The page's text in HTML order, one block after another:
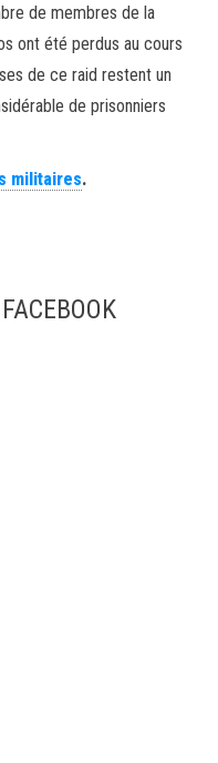
de membres de la
ont été perdus au cours
de ce raid restent un
de prisonniers
militaires.